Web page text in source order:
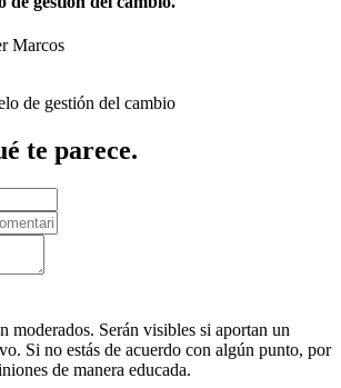
Marcos
te parece.
moderados. Serán visibles si aportan un
Si no estás de acuerdo con algún punto, por
de manera educada.